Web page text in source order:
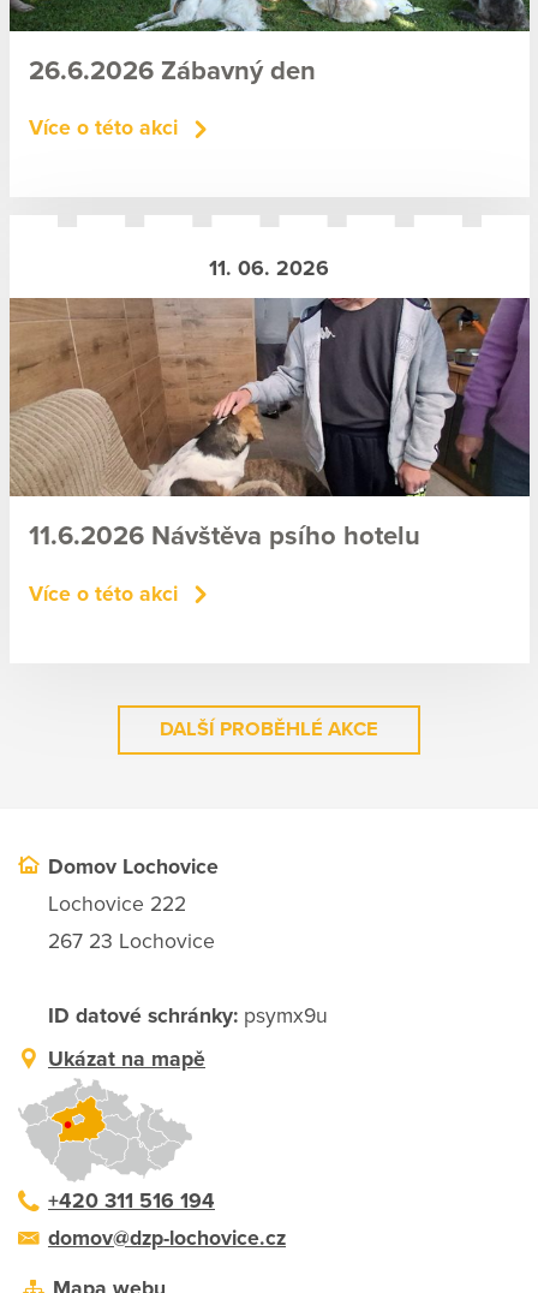
26.6.2026 Zábavný den
Více o této akci
11. 06. 2026
11.6.2026 Návštěva psího hotelu
Více o této akci
DALŠÍ PROBĚHLÉ AKCE
Domov Lochovice
Lochovice 222
267 23 Lochovice
ID datové schránky: psymx9u
Ukázat na mapě
+420 311 516 194
domov@dzp-lochovice.cz